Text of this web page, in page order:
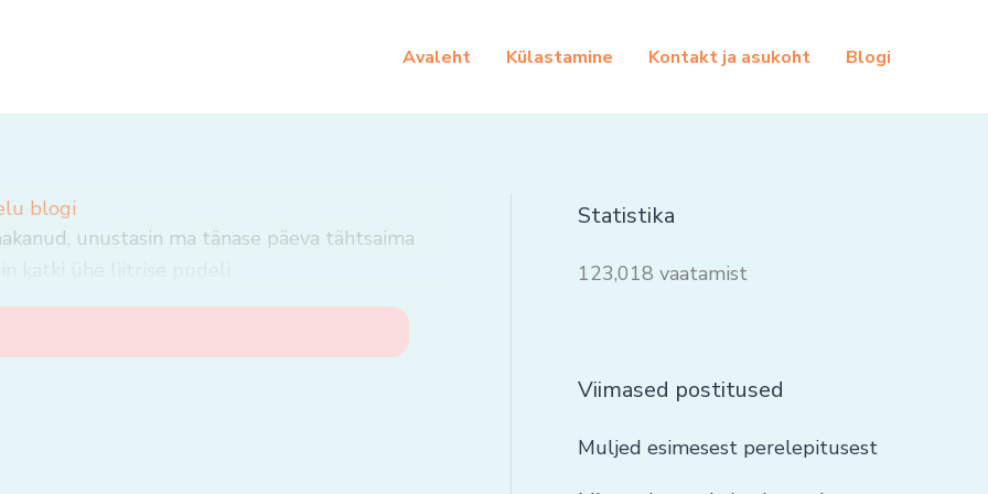
Avaleht Külastamine Kontakt ja asukoht Blogi
blogi
unustasin ma tänase päeva tähtsaima
Statistika
123,018 vaatamist
Viimased postitused
Muljed esimesest perelepitusest